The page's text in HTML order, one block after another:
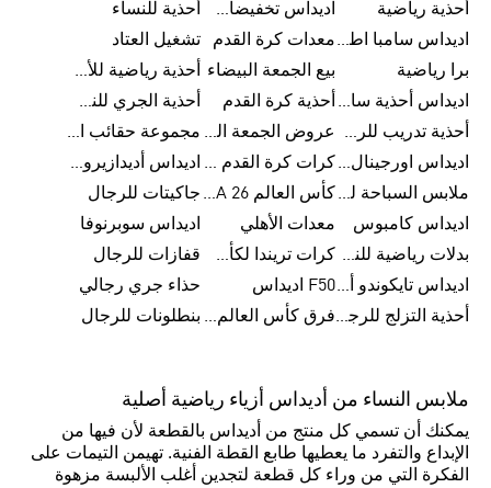
أحذية رياضية
اديداس تخفيضات للأطفال
أحذية للنساء
اديداس سامبا اطفالمعدات كرة القدم
تشغيل العتاد
برا رياضية
بيع الجمعة البيضاء
أحذية رياضية للأطفال
اديداس أحذية سامبا للنساء أحذية كرة القدم
أحذية الجري للنساء
أحذية تدريب للرجال
عروض الجمعة البيضاء للرجال
مجموعة حقائب الظهر
اديداس اورجينال ملابس
كرات كرة القدم للرجال
اديداس أديدازيرو معدات الجري
ملابس السباحة للرجال
كأس العالم FIFA 26™ جاكيتات للرجال
اديداس كامبوس
معدات الأهلي
اديداس سوبرنوفا
بدلات رياضية للنساء
كرات تريندا لكأس العالم FIFA 26™
قفازات للرجال
اديداس تايكوندو أورجنالزF50 اديداس
حذاء جري رجالي
أحذية التزلج للرجال
فرق كأس العالم FIFA 26™ بنطلونات للرجال
ملابس النساء من أديداس أزياء رياضية أصلية
يمكنك أن تسمي كل منتج من أديداس بالقطعة لأن فيها من
الإبداع والتفرد ما يعطيها طابع القطة الفنية. تهيمن التيمات على
الفكرة التي من وراء كل قطعة لتجدين أغلب الألبسة مزهوة